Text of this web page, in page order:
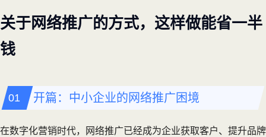
关于网络推广的方式，这样做能省一半
钱
开篇：中小企业的网络推广困境
在数字化营销时代，网络推广已经成为企业获取客户、提升品牌